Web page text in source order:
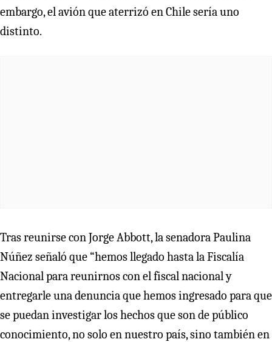
embargo, el avión que aterrizó en Chile sería uno
distinto.
Tras reunirse con Jorge Abbott, la senadora Paulina
Núñez señaló que “hemos llegado hasta la Fiscalía
Nacional para reunirnos con el fiscal nacional y
entregarle una denuncia que hemos ingresado para que
se puedan investigar los hechos que son de público
conocimiento, no solo en nuestro país, sino también en